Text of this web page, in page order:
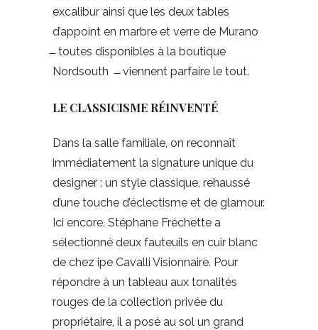
excalibur ainsi que les deux tables
d’appoint en marbre et verre de Murano
̶ toutes disponibles à la boutique
Nordsouth ̶ viennent parfaire le tout.
LE CLASSICISME RÉINVENTÉ
Dans la salle familiale, on reconnaît
immédiatement la signature unique du
designer : un style classique, rehaussé
d’une touche d’éclectisme et de glamour.
Ici encore, Stéphane Fréchette a
sélectionné deux fauteuils en cuir blanc
de chez ipe Cavalli Visionnaire. Pour
répondre à un tableau aux tonalités
rouges de la collection privée du
propriétaire, il a posé au sol un grand